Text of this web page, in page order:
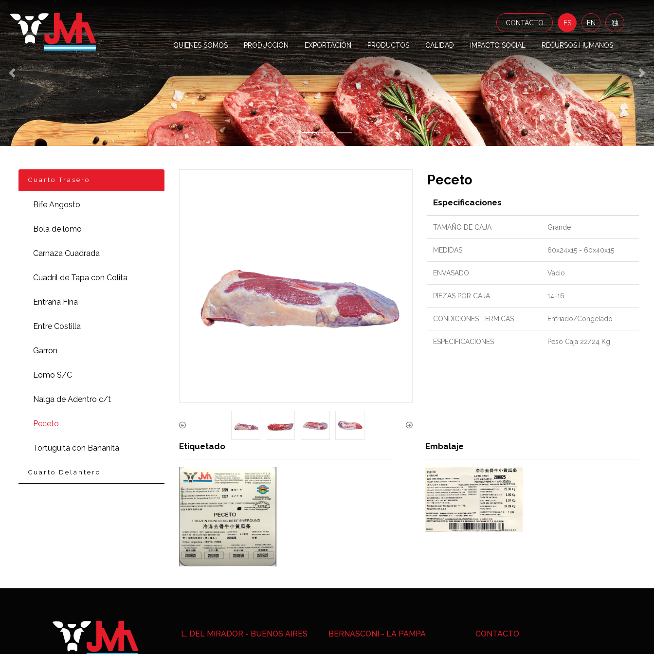
Anterior
CONTACTO ES EN 独
QUIENES SOMOS PRODUCCIÓN EXPORTACIÓN PRODUCTOS CALIDAD IMPACTO SOCIAL RECURSOS HUMANOS
Cuarto Trasero
Bife Angosto
Bola de lomo
Carnaza Cuadrada
Cuadril de Tapa con Colita
Entraña Fina
Entre Costilla
Garron
Lomo S/C
Nalga de Adentro c/t
Peceto
Tortuguita con Bananita
Cuarto Delantero
Peceto
Especificaciones
TAMAÑO DE CAJA Grande
MEDIDAS 60x24x15 - 60x40x15
ENVASADO Vacio
PIEZAS POR CAJA 14-16
CONDICIONES TERMICAS Enfriado/Congelado
ESPECIFICACIONES Peso Caja 22/24 Kg
Etiquetado Embalaje
L. DEL MIRADOR - BUENOS AIRES BERNASCONI - LA PAMPA CONTACTO